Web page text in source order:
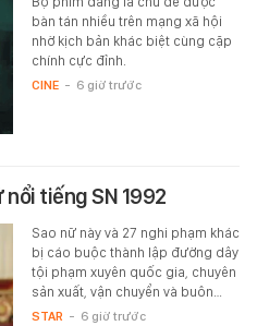
bàn tán nhiều trên mạng xã hội
nhờ kịch bản khác biệt cùng cặp
chính cực đỉnh.
CINE - 6 giờ trước
tiếng SN 1992
Sao nữ này và 27 nghi phạm khác
bị cáo buộc thành lập đường dây
tội phạm xuyên quốc gia, chuyên
sản xuất, vận chuyển và buôn…
STAR - 6 giờ trước